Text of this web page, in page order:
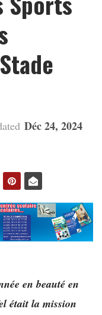
Déc 24, 2024
en beauté en
était la mission